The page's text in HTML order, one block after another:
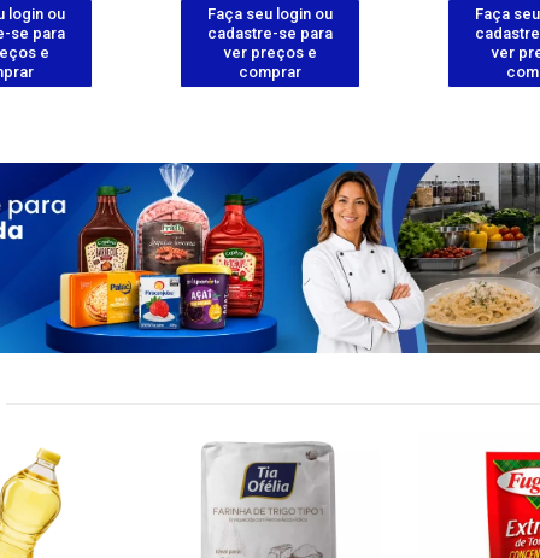
login ou
se para
e
Faça seu login ou
cadastre-se para
ver preços e
comprar
Faça
ver